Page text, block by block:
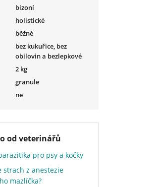
bizoní
holistické
běžné
bez kukuřice, bez
obilovin a bezlepkové
2 kg
granule
ne
od veterinářů
pro psy a kočky
strach z anestezie
mazlíčka?